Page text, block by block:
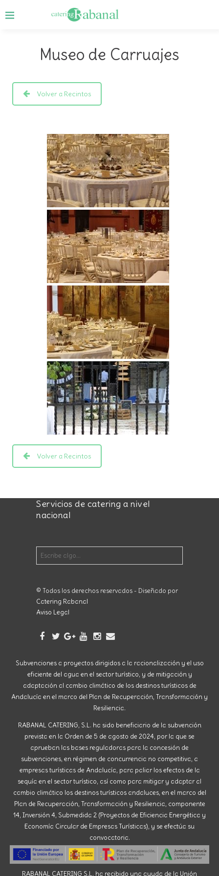
Museo de Carruajes
Volver a Recintos
Volver a Recintos
Servicios de catering a nivel
nacional
© Todos los derechos reservados - Diseñado por
Catering Rabanal
Aviso Legal
Subvenciones a proyectos dirigidos a la racionalización y el uso
eficiente del agua en el sector turístico, y de mitigación y
adaptación al cambio climático de los destinos turísticos de
Andalucía en el marco del Plan de Recuperación, Transformación y
Resiliencia.
RABANAL CATERING, S.L. ha sido beneficiario de la subvención
prevista en la Orden de 5 de agosto de 2024, por la que se
aprueban las bases reguladoras para la concesión de
subvenciones, en régimen de concurrencia no competitiva, a
empresas turísticas de Andalucía, para paliar los efectos de la
sequía en el sector turístico, así como para mitigar y adaptar al
cambio climático los destinos turísticos andaluces, en el marco del
Plan de Recuperación, Transformación y Resiliencia, componente
14, Inversión 4, Submedida 2 (Proyectos de Eficiencia Energética y
Economía Circular de Empresas Turísticas), y se efectúa su
convocatoria.
RABANAL CATERING S.L. ha recibido una ayuda de la Unión